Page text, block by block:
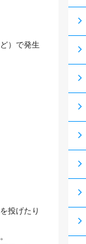
）で発生
投げたり